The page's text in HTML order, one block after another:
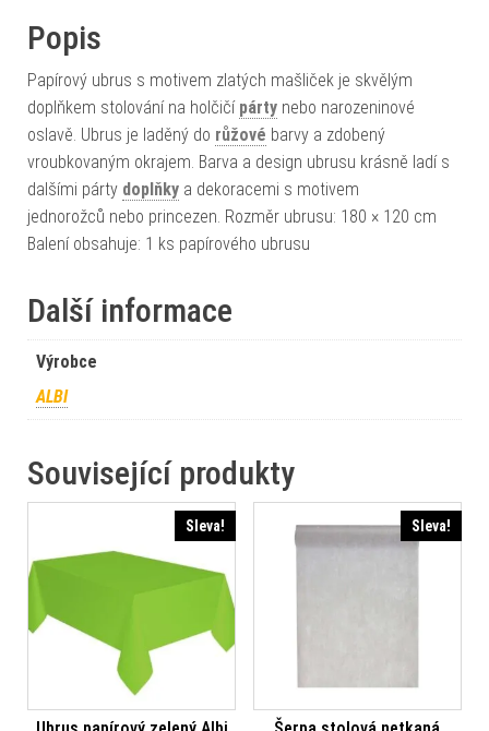
Popis
Papírový ubrus s motivem zlatých mašliček je skvělým
doplňkem stolování na holčičí párty nebo narozeninové
oslavě. Ubrus je laděný do růžové barvy a zdobený
vroubkovaným okrajem. Barva a design ubrusu krásně ladí s
dalšími párty doplňky a dekoracemi s motivem
jednorožců nebo princezen. Rozměr ubrusu: 180 × 120 cm
Balení obsahuje: 1 ks papírového ubrusu
Další informace
Výrobce
ALBI
Související produkty
Sleva! Sleva!